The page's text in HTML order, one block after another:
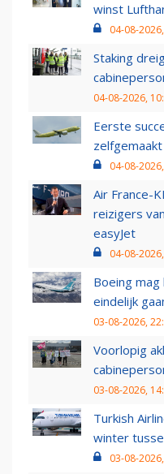
winst
04-08-
Staking
04-08-2026,
Eerste
04-08-
Air France-
reizigers
easyJet
04-08-
Boeing
eindelijk
03-08-2026,
Voorlopig
03-08-2026,
Turkish
winter
03-08-